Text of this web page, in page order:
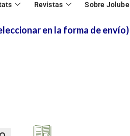
Revistas Sobre Jolube
en la forma de envío)